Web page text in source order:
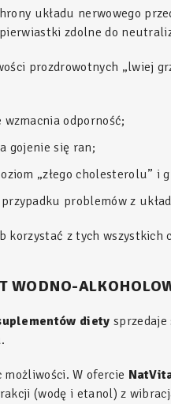
układu nerwowego
zdolne do
prozdrowotnych „lwiej
odporność;
gojenie się ran;
„złego cholesterolu” i
problemów z
korzystać z tych wszystkich
WODNO-
diety
możliwości. W ofercie
(wodę i etanol) z